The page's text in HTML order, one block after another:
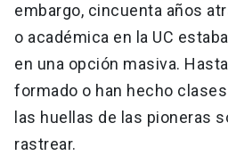
Vecinos launch
Donaciones launch
embargo, cincuenta años
o académica en la UC
en una opción masiva.
formado o han hecho
las huellas de las pioneras
rastrear.